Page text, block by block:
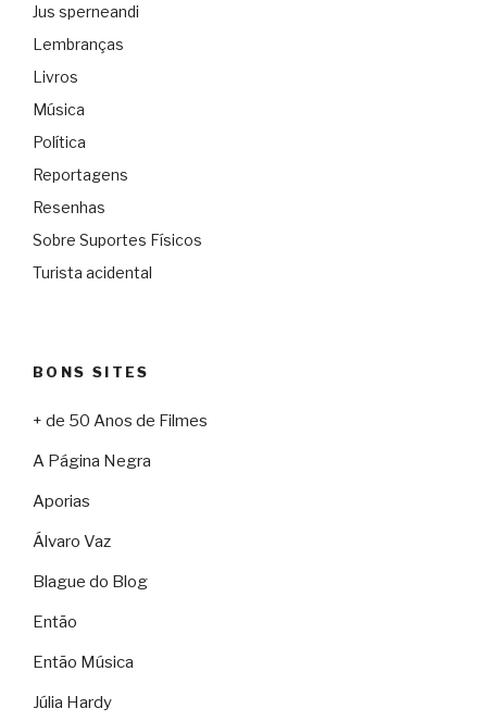
Jus sperneandi
Lembranças
Livros
Música
Política
Reportagens
Resenhas
Sobre Suportes Físicos
Turista acidental
BONS SITES
+ de 50 Anos de Filmes
A Página Negra
Aporias
Álvaro Vaz
Blague do Blog
Então
Então Música
Júlia Hardy